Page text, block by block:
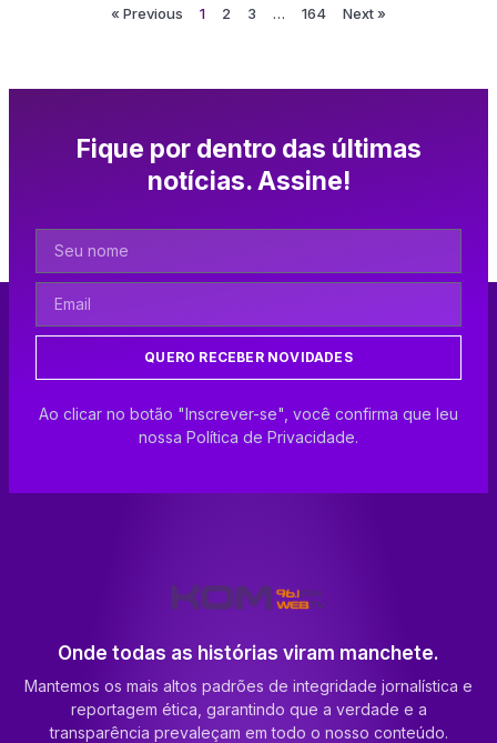
« Previous 1 2 3 … 164 Next »
Fique por dentro das últimas
notícias. Assine!
QUERO RECEBER NOVIDADES
Ao clicar no botão "Inscrever-se", você confirma que leu
nossa Política de Privacidade.
Onde todas as histórias viram manchete.
Mantemos os mais altos padrões de integridade jornalística e
reportagem ética, garantindo que a verdade e a
transparência prevaleçam em todo o nosso conteúdo.